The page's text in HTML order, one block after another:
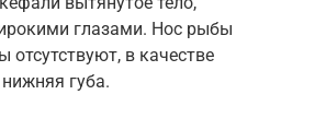
глазами. Нос рыбы
в качестве
губа.